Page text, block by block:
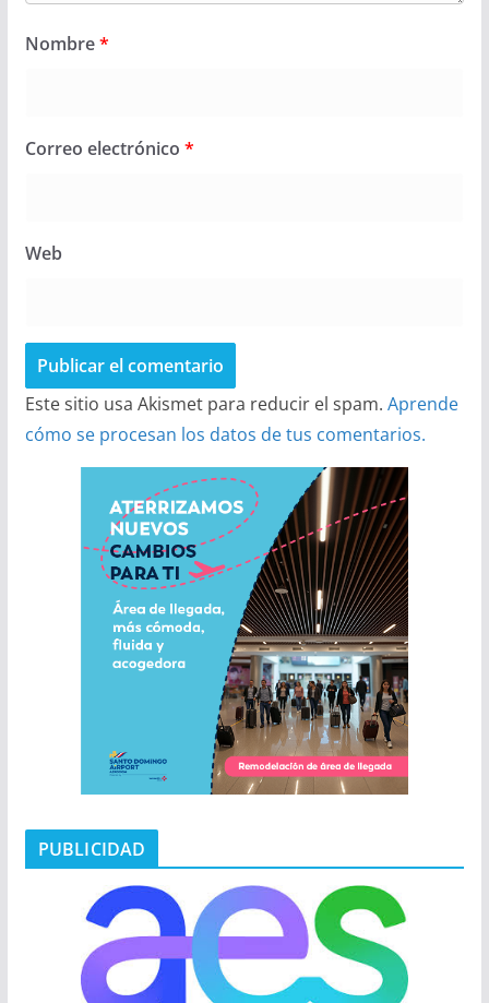
Nombre*
Correo electrónico *
Web
Este sitio usa Akismet para reducir el spam. Aprende
cómo se procesan los datos de tus comentarios.
PUBLICIDAD